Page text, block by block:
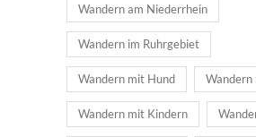
Wandern am Niederrhein
Wandern im Ruhrgebiet
Wandern mit Hund
Wandern mit Kindern